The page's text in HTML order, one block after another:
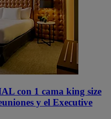
con 1 cama king size
y el Executive